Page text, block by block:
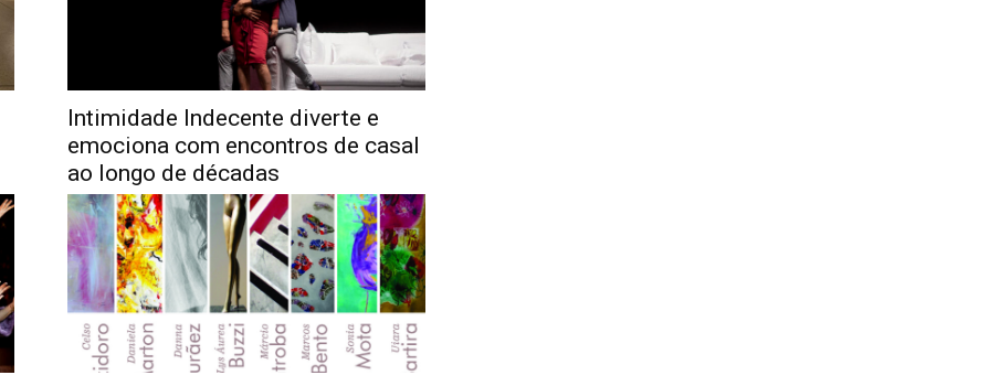
Intimidade Indecente diverte e
emociona com encontros de casal
ao longo de décadas